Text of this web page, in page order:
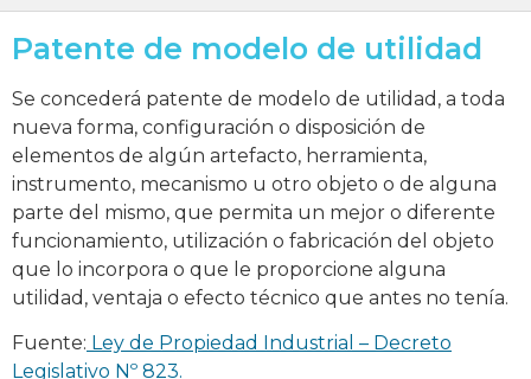
Patente de modelo de utilidad
Se concederá patente de modelo de utilidad, a toda
nueva forma, configuración o disposición de
elementos de algún artefacto, herramienta,
instrumento, mecanismo u otro objeto o de alguna
parte del mismo, que permita un mejor o diferente
funcionamiento, utilización o fabricación del objeto
que lo incorpora o que le proporcione alguna
utilidad, ventaja o efecto técnico que antes no tenía.
Fuente: Ley de Propiedad Industrial – Decreto
Legislativo Nº 823.